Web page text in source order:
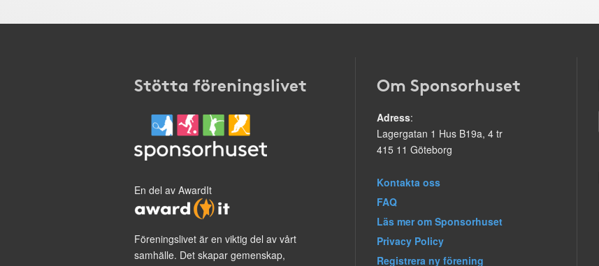
Stötta föreningslivet
En del av AwardIt
Föreningslivet är en viktig del av vårt
samhälle. Det skapar gemenskap,
Om Sponsorhuset
Adress:
Lagergatan 1 Hus B19a, 4 tr
415 11 Göteborg
Kontakta oss
FAQ
Läs mer om Sponsorhuset
Privacy Policy
Registrera ny förening